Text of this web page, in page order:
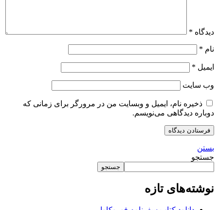
دیدگاه *
نام *
ایمیل *
وب‌ سایت
ذخیره نام، ایمیل و وبسایت من در مرورگر برای زمانی که
دوباره دیدگاهی می‌نویسم.
بستن
جستجو
جستجو
نوشته‌های تازه